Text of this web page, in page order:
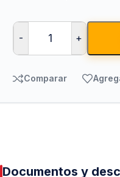
- +
Comparar
Documentos y